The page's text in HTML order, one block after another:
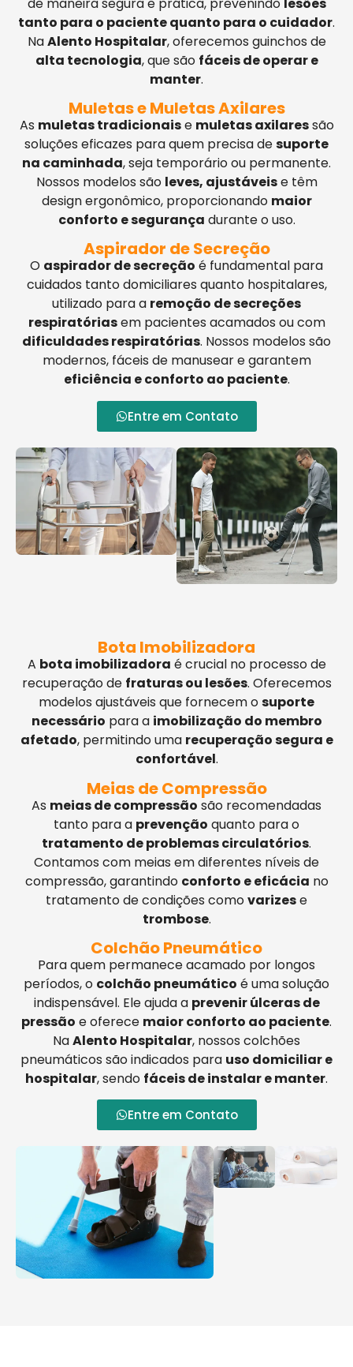
tanto para o paciente quanto para o cuidador.
NaAlento Hospitalar, oferecemos guinchos de
alta tecnologia, que são fáceis de operar e
manter.
Muletas e Muletas Axilares
As muletas tradicionaise muletas axilaressão
soluções eficazes para quem precisa desuporte
na caminhada, seja temporário ou permanente.
Nossos modelos são leves, ajustáveise têm
design ergonômico, proporcionando maior
conforto e segurança durante o uso.
Aspirador de Secreção
O aspirador de secreção é fundamental para
cuidados tanto domiciliares quanto hospitalares,
utilizado para a remoção de secreções
respiratóriasem pacientes acamados ou com
dificuldades respiratórias. Nossos modelos são
modernos, fáceis de manusear e garantem
eficiência e conforto ao paciente.
Entre em Contato
Bota Imobilizadora
A bota imobilizadora é crucial no processo de
recuperação de fraturas ou lesões. Oferecemos
modelos ajustáveis que fornecem osuporte
necessário para a imobilização do membro
afetado, permitindo uma recuperação segura e
confortável.
Meias de Compressão
As meias de compressão são recomendadas
tanto para a prevenção quanto para o
tratamento de problemas circulatórios.
Contamos com meias em diferentes níveis de
compressão, garantindo conforto e eficácia no
tratamento de condições comovarizese
trombose.
Colchão Pneumático
Para quem permanece acamado por longos
períodos, o colchão pneumático é uma solução
indispensável. Ele ajuda a prevenir úlceras de
pressão e oferece maior conforto ao paciente.
NaAlento Hospitalar, nossos colchões
pneumáticos são indicados para uso domiciliar e
hospitalar, sendo fáceis de instalar e manter.
Entre em Contato